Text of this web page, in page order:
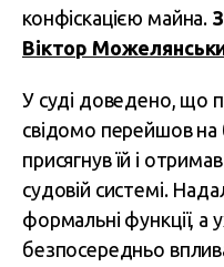
конфіскацією майна.
Віктор
У суді доведено, що
свідомо перейшов на
присягнув їй і
судовій системі.
формальні функції, а
безпосередньо